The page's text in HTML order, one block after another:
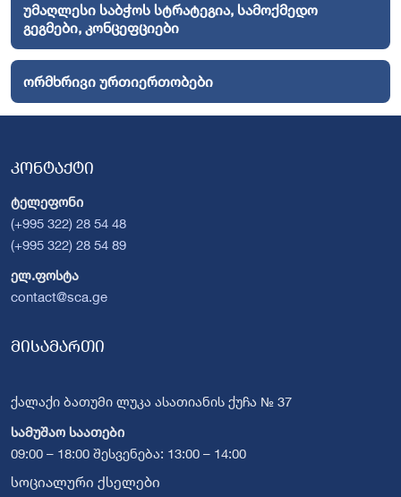
უმაღლესი საბჭოს სტრატეგია, სამოქმედო
გეგმები, კონცეფციები
ორმხრივი ურთიერთობები
კონტაქტი
ტელეფონი
(+995 322) 28 54 48
(+995 322) 28 54 89
ელ.ფოსტა
contact@sca.ge
მისამართი
ქალაქი ბათუმი ლუკა ასათიანის ქუჩა № 37
სამუშაო საათები
09:00 – 18:00 შესვენება: 13:00 – 14:00
სოციალური ქსელები